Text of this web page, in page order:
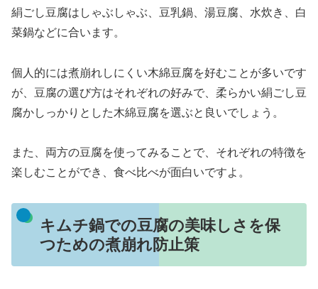
絹ごし豆腐はしゃぶしゃぶ、豆乳鍋、湯豆腐、水炊き、白
菜鍋などに合います。
個人的には煮崩れしにくい木綿豆腐を好むことが多いです
が、豆腐の選び方はそれぞれの好みで、柔らかい絹ごし豆
腐かしっかりとした木綿豆腐を選ぶと良いでしょう。
また、両方の豆腐を使ってみることで、それぞれの特徴を
楽しむことができ、食べ比べが面白いですよ。
キムチ鍋での豆腐の美味しさを保
つための煮崩れ防止策